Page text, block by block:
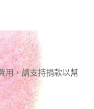
用，請支持捐款以幫